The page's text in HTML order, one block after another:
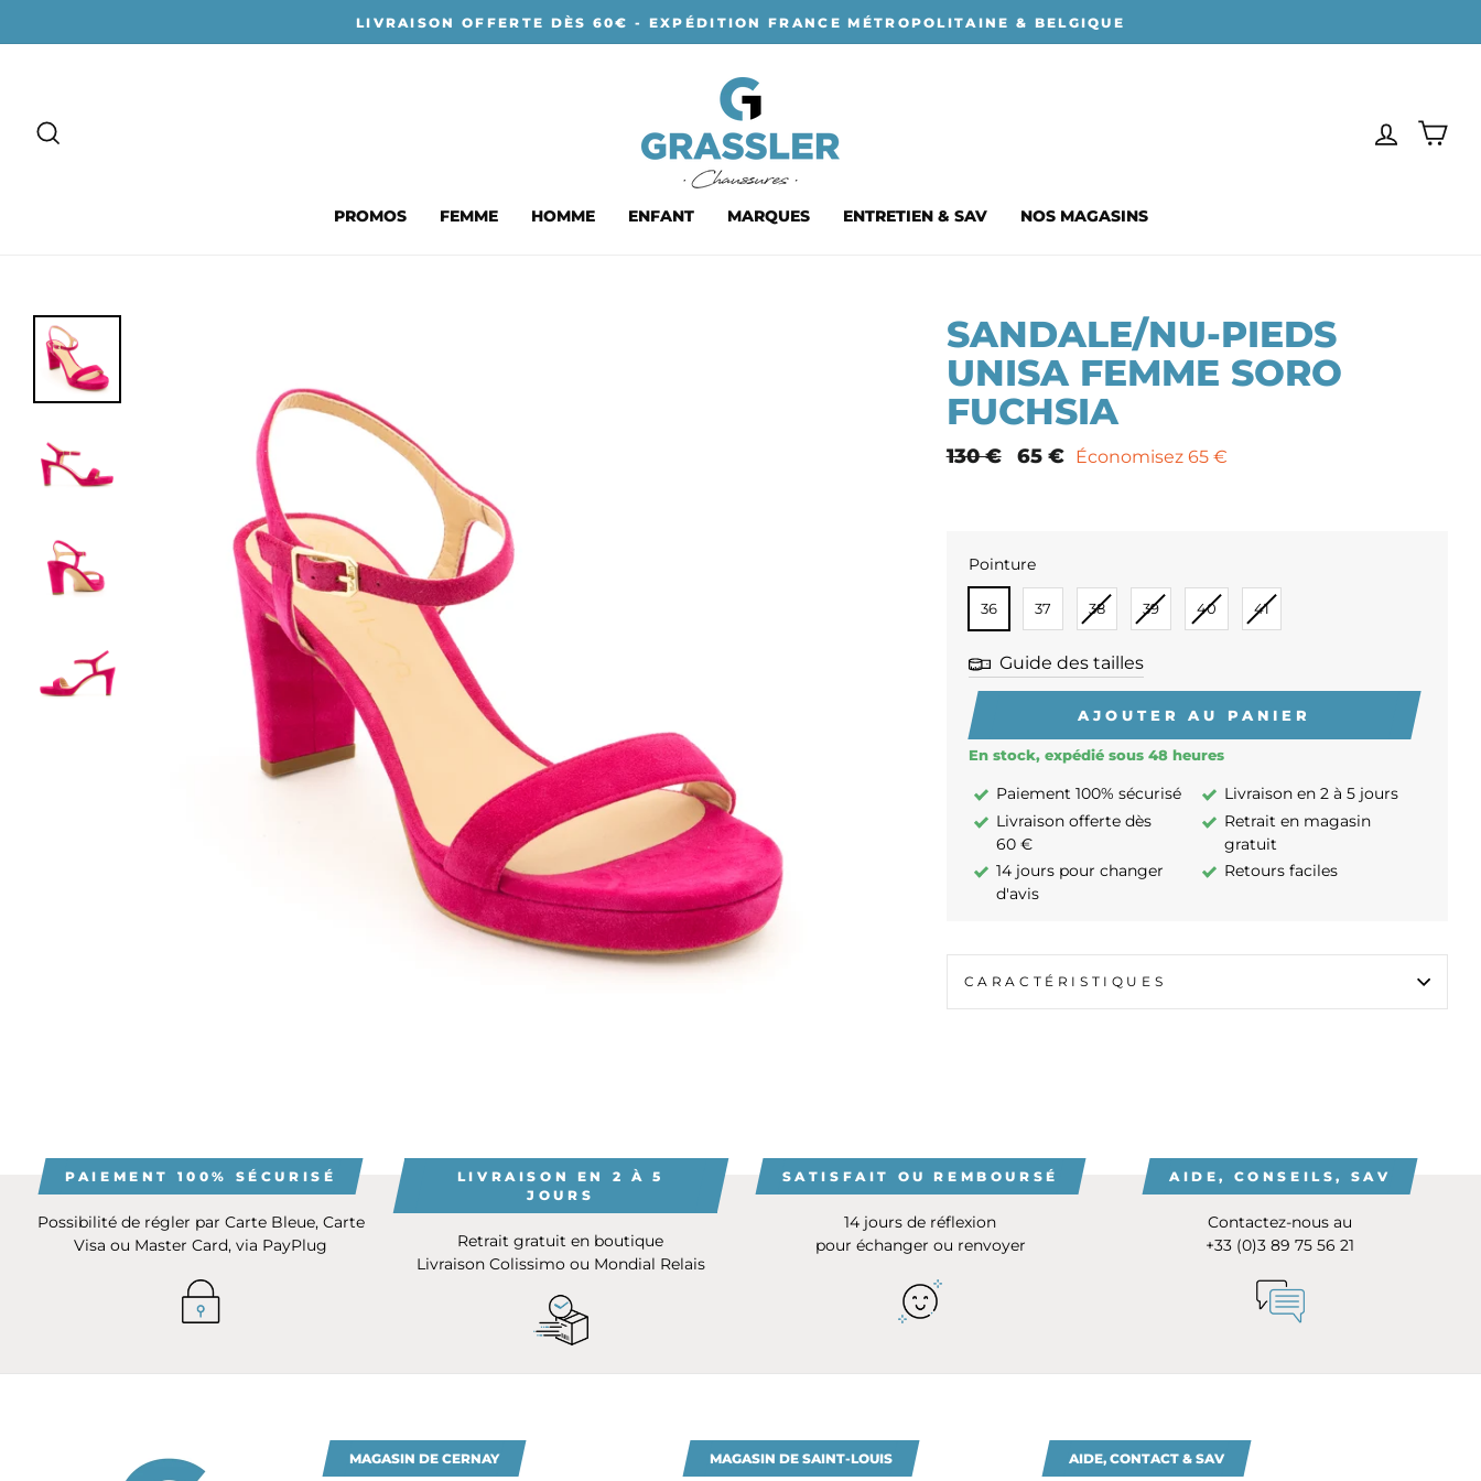
au
LIVRAISON OFFERTE DÈS 60€ - EXPÉDITION FRANCE MÉTROPOLITAINE & BELGIQUE
SE
PROMOS FEMME HOMME ENFANT MARQUES ENTRETIEN & SAV NOS MAGASINS
SANDALE/NU-PIEDS
UNISA FEMME SORO
FUCHSIA
Prix
130 €
Prix
65 € Économisez 65 €
Pointure
POINTURE
36 37 38 39 40 41
Guide des tailles
AJOUTER AU PANIER
En stock, expédié sous 48 heures
Paiement 100% sécurisé
Livraison en 2 à 5 jours
Livraison offerte dès
60 €
Retrait en magasin
gratuit
14 jours pour changer
d'avis
Retours faciles
CARACTÉRISTIQUES
PAIEMENT 100% SÉCURISÉ
Possibilité de régler par Carte Bleue, Carte
Visa ou Master Card, via PayPlug
LIVRAISON EN 2 À 5
JOURS
Retrait gratuit en boutique
Livraison Colissimo ou Mondial Relais
SATISFAIT OU REMBOURSÉ
14 jours de réflexion
pour échanger ou renvoyer
AIDE, CONSEILS, SAV
Contactez-nous au
+33 (0)3 89 75 56 21
MAGASIN DE CERNAY MAGASIN DE SAINT-LOUIS AIDE, CONTACT & SAV